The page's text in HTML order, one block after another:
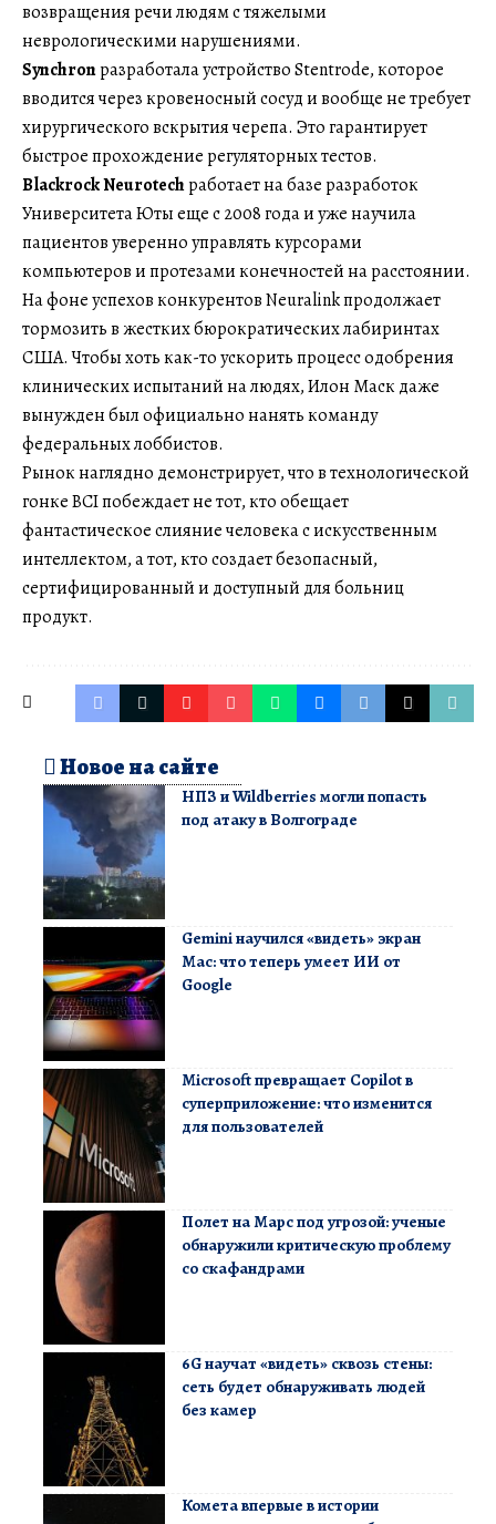
возвращения речи людям с тяжелыми
неврологическими нарушениями.
Synchronразработала устройство Stentrode, которое
вводится через кровеносный сосуд и вообще не требует
хирургического вскрытия черепа. Это гарантирует
быстрое прохождение регуляторных тестов.
Blackrock Neurotechработает на базе разработок
Университета Юты еще с 2008 года и уже научила
пациентов уверенно управлять курсорами
компьютеров и протезами конечностей на расстоянии.
На фоне успехов конкурентов Neuralink продолжает
тормозить в жестких бюрократических лабиринтах
США. Чтобы хоть как-то ускорить процесс одобрения
клинических испытаний на людях, Илон Маск даже
вынужден был официально нанять команду
федеральных лоббистов.
Рынок наглядно демонстрирует, что в технологической
гонке BCI побеждает не тот, кто обещает
фантастическое слияние человека с искусственным
интеллектом, а тот, кто создает безопасный,
сертифицированный и доступный для больниц
продукт.
Новое на сайте
НПЗ и Wildberries могли попасть
под атаку в Волгограде
Gemini научился «видеть» экран
Mac: что теперь умеет ИИ от
Google
Microsoft превращает Copilot в
суперприложение: что изменится
для пользователей
Полет на Марс под угрозой: ученые
обнаружили критическую проблему
со скафандрами
6G научат «видеть» сквозь стены:
сеть будет обнаруживать людей
без камер
Комета впервые в истории